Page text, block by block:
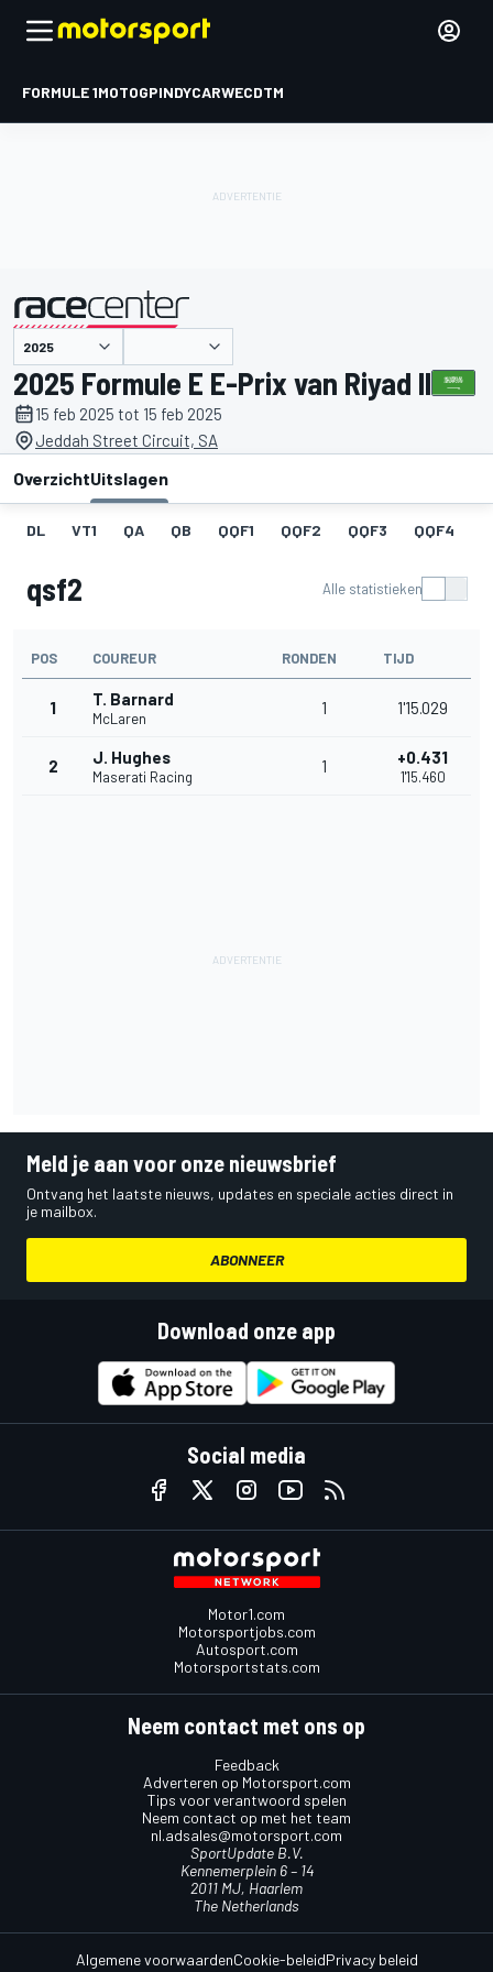
FORMULE 1MOTOGPINDYCARWECDTM
gepresenteerd door
2025 Formule E E-Prix van Riyad II
15 feb 2025 tot 15 feb 2025
Jeddah Street Circuit, SA
OverzichtUitslagen
DL VT1 QA QB QQF1 QQF2 QQF3 QQF4
qsf2 Alle statistieken
POS COUREUR RONDEN TIJD
1 T. Barnard
McLaren
1 1'15.029
2 J. Hughes
Maserati Racing
1 +0.431
1'15.460
Meld je aan voor onze nieuwsbrief
Ontvang het laatste nieuws, updates en speciale acties direct in
je mailbox.
ABONNEER
Download onze app
Social media
Motor1.com
Motorsportjobs.com
Autosport.com
Motorsportstats.com
Neem contact met ons op
Feedback
Adverteren op Motorsport.com
Tips voor verantwoord spelen
Neem contact op met het team
nl.adsales@motorsport.com
SportUpdate B.V.
Kennemerplein 6 – 14
2011 MJ, Haarlem
The Netherlands
Algemene voorwaardenCookie-beleidPrivacy beleid